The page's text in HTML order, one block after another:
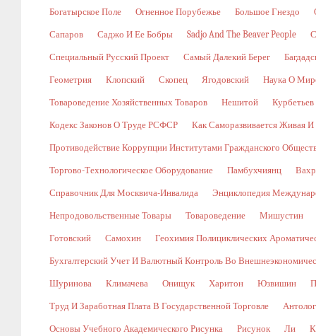
Богатырское Поле Огненное Порубежье Большое Гнездо
Сапаров Саджо И Ее Бобры Sadjo And The Beaver People
Специальный Русский Проект Самый Далекий Берег
Геометрия Клопский Скопец Ягодовский Наука О
Товароведение Хозяйственных Товаров Нешитой Курбетьев
Кодекс Законов О Труде РСФСР Как Саморазвивается Живая
Противодействие Коррупции Институтами Гражданского
Торгово-Технологическое Оборудование Памбухчиянц
Справочник Для Москвича-Инвалида Энциклопедия
Непродовольственные Товары Товароведение Мишустин
Готовский Самохин Геохимия Полициклических
Бухгалтерский Учет И Валютный Контроль Во
Шуринова Климачева Онищук Харитон Юзвишин
Труд И Заработная Плата В Государственной Торговле
Основы Учебного Академического Рисунка Рисунок Ли